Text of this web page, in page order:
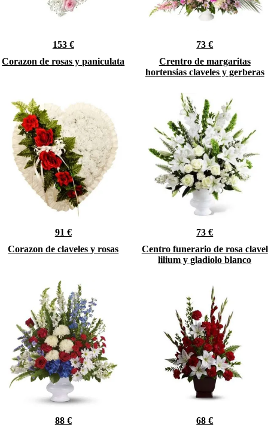
153 €
Corazon de rosas y paniculata
73 €
Crentro de margaritas
hortensias claveles y gerberas
91 €
Corazon de claveles y rosas
73 €
Centro funerario de rosa clavel
lilium y gladiolo blanco
88 €
68 €